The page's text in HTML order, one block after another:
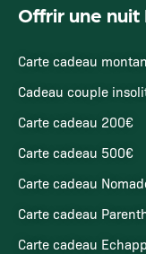
Offrir une nuit
Carte cadeau
Cadeau couple
Carte cadeau 200€
Carte cadeau 500€
Carte cadeau
Carte cadeau
Carte cadeau